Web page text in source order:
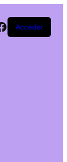
Acceder